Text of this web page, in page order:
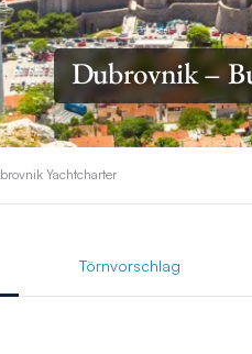
Dubrovnik –
Yachtcharter
Törnvorschlag